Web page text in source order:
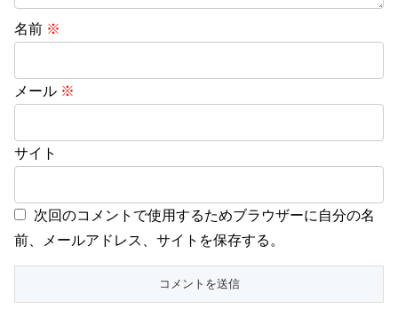
名前 ※
メール ※
サイト
次回のコメントで使用するためブラウザーに自分の名
前、メールアドレス、サイトを保存する。